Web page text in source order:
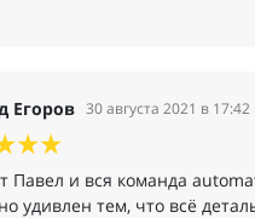
Егоров 30 августа 2021 в 17:42
Павел и вся команда
удивлен тем, что всё